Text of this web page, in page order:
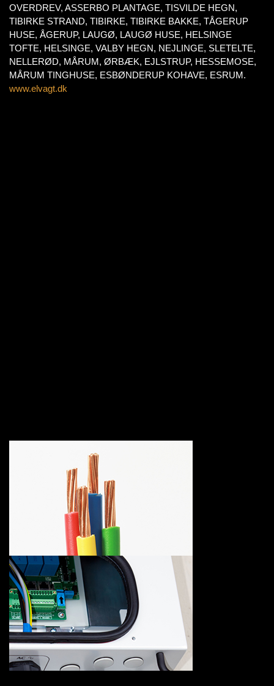
OVERDREV, ASSERBO PLANTAGE, TISVILDE HEGN,
TIBIRKE STRAND, TIBIRKE, TIBIRKE BAKKE, TÅGERUP
HUSE, ÅGERUP, LAUGØ, LAUGØ HUSE, HELSINGE
TOFTE, HELSINGE, VALBY HEGN, NEJLINGE, SLETELTE,
NELLERØD, MÅRUM, ØRBÆK, EJLSTRUP, HESSEMOSE,
MÅRUM TINGHUSE, ESBØNDERUP KOHAVE, ESRUM.
www.elvagt.dk